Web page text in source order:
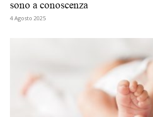
sono a conoscenza
4 Agosto 2025